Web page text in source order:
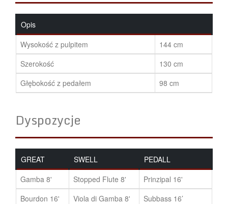
Opis
Wysokość z pulpitem
144 cm
Szerokość
130 cm
Głębokość z pedałem
98 cm
Dyspozycje
GREAT SWELL
PEDALL
Gamba 8'
Stopped Flute 8'
Prinzipal 16'
Bourdon 16'
Viola di Gamba 8'
Subbass 16’